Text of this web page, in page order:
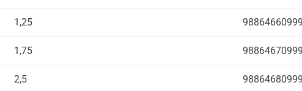
1,25 98864660999
1,75 98864670999
2,5 98864680999